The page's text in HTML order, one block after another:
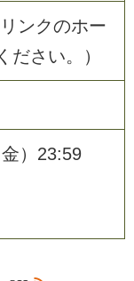
ンクのホー
ださい。）
）23:59